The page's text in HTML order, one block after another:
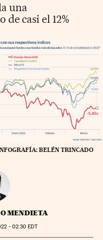
una
casi el 12%
BELÉN TRINCADO
MENDIETA
- 02:30 EDT